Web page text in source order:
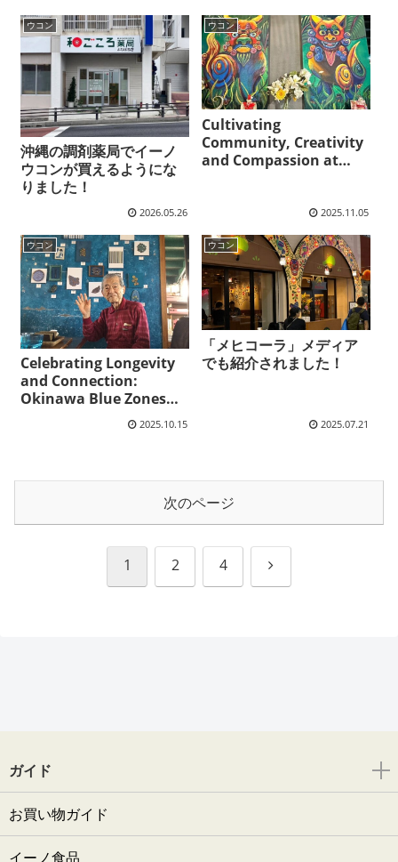
ウコン
沖縄の調剤薬局でイーノ
ウコンが買えるようにな
りました！
2026.05.26
ウコン
Cultivating
Community, Creativity
and Compassion at
2025.11.05
ウコン
Celebrating Longevity
and Connection:
Okinawa Blue Zones
18th Annual Meeting 第
18回 沖縄ブルーゾーンの
2025.10.15
ウコン
「メヒコーラ」メディア
でも紹介されました！
2025.07.21
次のページ
1 2 4
次
ガイド
お買い物ガイド
イーノ食品